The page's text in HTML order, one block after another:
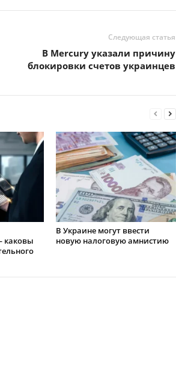
Следующая статья
В Mercury указали причину
блокировки счетов украинцев
каковы
В Украине могут ввести
новую налоговую амнистию